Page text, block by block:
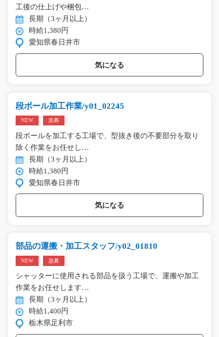
工後の仕上げや梱包…
長期（3ヶ月以上）
時給1,380円
愛知県春日井市
気になる
段ボール加工作業/y01_02245
NEW 急募
段ボールを加工する工場で、型抜き後の不要部分を取り
除く作業をお任せし…
長期（3ヶ月以上）
時給1,380円
愛知県春日井市
気になる
部品の運搬・加工スタッフ/y02_01810
NEW 急募
シャッターに使用される部品を扱う工場で、運搬や加工
作業をお任せします…
長期（3ヶ月以上）
時給1,400円
栃木県足利市